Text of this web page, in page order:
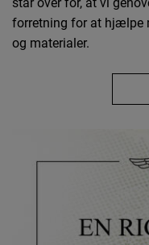
forretning for at hjælpe
og materialer.